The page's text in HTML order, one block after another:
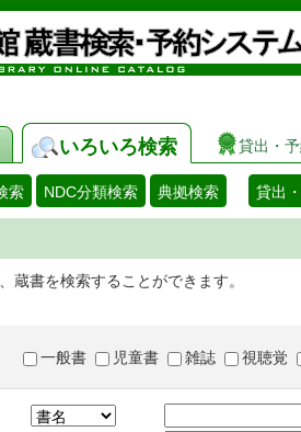
いろいろ検索 貸出・
索 NDC分類検索 典拠検索 貸出
蔵書を検索することができます。
一般書 児童書 雑誌 視聴覚